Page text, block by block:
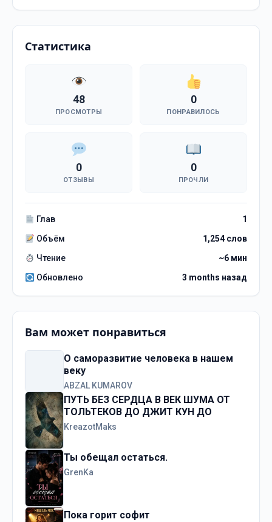
Статистика
48
ПРОСМОТРЫ
0
ПОНРАВИЛОСЬ
0
ОТЗЫВЫ
0
ПРОЧЛИ
Глав
1
Объём
1,254 слов
Чтение
~6 мин
Обновлено
3 months назад
Вам может понравиться
О саморазвитие человека в нашем
веку
ABZAL KUMAROV
ПУТЬ БЕЗ СЕРДЦА В ВЕК ШУМА ОТ
ТОЛЬТЕКОВ ДО ДЖИТ КУН ДО
KreazotMaks
Ты обещал остаться.
GrenKa
Пока горит софит